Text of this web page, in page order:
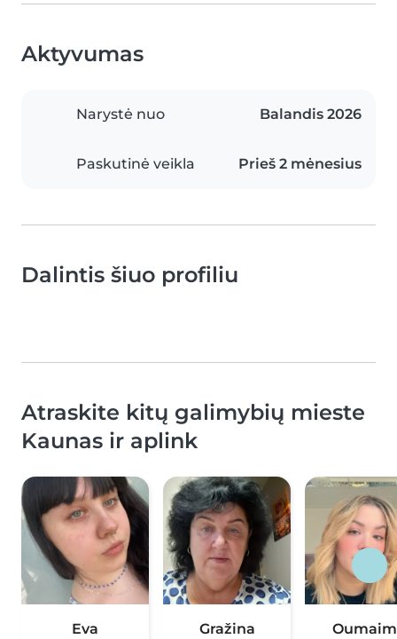
Aktyvumas
Narystė nuo Balandis 2026
Paskutinė veikla Prieš 2 mėnesius
Dalintis šiuo profiliu
Atraskite kitų galimybių mieste
Kaunas ir aplink
Eva Gražina